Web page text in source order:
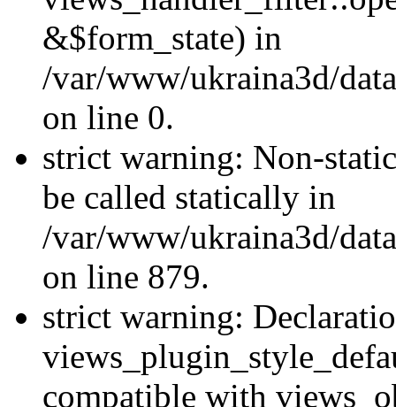
&$form_state) in
/var/www/ukraina3d/
on line 0.
strict warning: Non-
be called statically in
/var/www/ukraina3d/
on line 879.
strict warning:
compatible with